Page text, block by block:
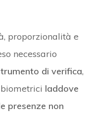
proporzionalità e
necessario
di verifica,
laddove
presenze non